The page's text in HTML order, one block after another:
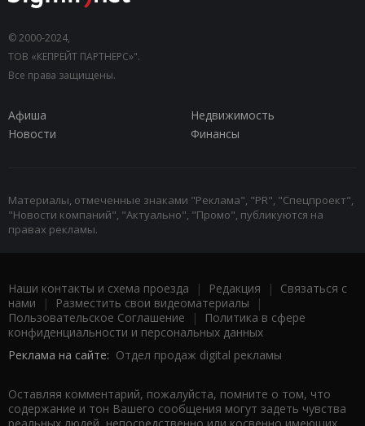
© 2000-2024,
ТОВ «КЕПРЕЙТ ПАРТНЕРС»".
Все права защищены.
Афиша
Недвижимость
Новости
Финансы
Материалы, отмеченные знаками "Реклама", "PR", "Спецпроект",
"Новости компаний", "Актуально", "Промо", публикуются на
правах рекламы.
Наши контакты и схема проезда | Редакция | Связаться с
нами | Разместить свои видеоматериалы |
Пользовательское Соглашение |
Политика в сфере
конфиденциальности и персональных данных
Реклама на сайте: Отдел продаж digital рекламы
Оставляя комментарий, пожалуйста, помните о том, что
содержание и тон Вашего сообщения могут задеть чувства
реальных людей, непосредственно или косвенно имеющих